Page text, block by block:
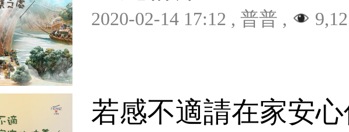
2020-02-14 17:12 , 普普 ,
若感不適請在家安